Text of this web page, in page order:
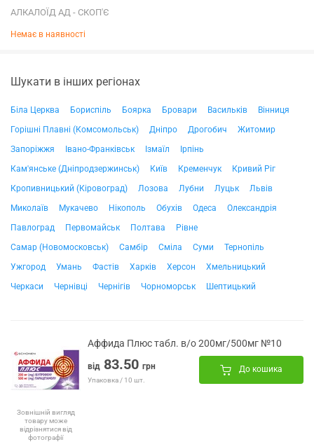
АЛКАЛОЇД АД - СКОП'Є
Немає в наявності
Шукати в інших регіонах
Біла Церква Бориспіль Боярка Бровари Васильків
Вінниця
Горішні Плавні (Комсомольськ)
Дніпро Дрогобич
Житомир
Запоріжжя
Івано-Франківськ Ізмаїл
Ірпінь
Кам'янське (Дніпродзержинськ)
Київ Кременчук
Кривий Ріг
Кропивницький (Кіровоград)
Лозова Лубни Луцьк
Львів
Миколаїв
Мукачево Нікополь Обухів Одеса
Олександрія
Павлоград
Первомайськ Полтава
Рівне
Самар (Новомосковськ)
Самбір Сміла Суми
Тернопіль
Ужгород
Умань Фастів Харків Херсон
Хмельницький
Черкаси
Чернівці Чернігів Чорноморськ Шептицький
Зовнішній вигляд
товару може
відрізнятися від
фотографії
Аффида Плюс табл. в/о 200мг/500мг №10
від 83.50 грн
Упаковка / 10 шт.
До кошика